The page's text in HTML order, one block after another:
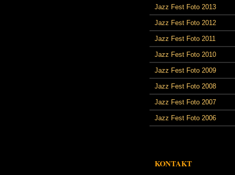
Jazz Fest Foto 2013
Jazz Fest Foto 2012
Jazz Fest Foto 2011
Jazz Fest Foto 2010
Jazz Fest Foto 2009
Jazz Fest Foto 2008
Jazz Fest Foto 2007
Jazz Fest Foto 2006
KONTAKT